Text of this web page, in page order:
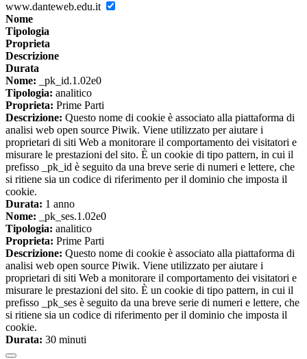
www.danteweb.edu.it
Nome
Tipologia
Proprieta
Descrizione
Durata
Nome: _pk_id.1.02e0
Tipologia: analitico
Proprieta: Prime Parti
Descrizione: Questo nome di cookie è associato alla piattaforma di
analisi web open source Piwik. Viene utilizzato per aiutare i
proprietari di siti Web a monitorare il comportamento dei visitatori e
misurare le prestazioni del sito. È un cookie di tipo pattern, in cui il
prefisso _pk_id è seguito da una breve serie di numeri e lettere, che
si ritiene sia un codice di riferimento per il dominio che imposta il
cookie.
Durata: 1 anno
Nome: _pk_ses.1.02e0
Tipologia: analitico
Proprieta: Prime Parti
Descrizione: Questo nome di cookie è associato alla piattaforma di
analisi web open source Piwik. Viene utilizzato per aiutare i
proprietari di siti Web a monitorare il comportamento dei visitatori e
misurare le prestazioni del sito. È un cookie di tipo pattern, in cui il
prefisso _pk_ses è seguito da una breve serie di numeri e lettere, che
si ritiene sia un codice di riferimento per il dominio che imposta il
cookie.
Durata: 30 minuti